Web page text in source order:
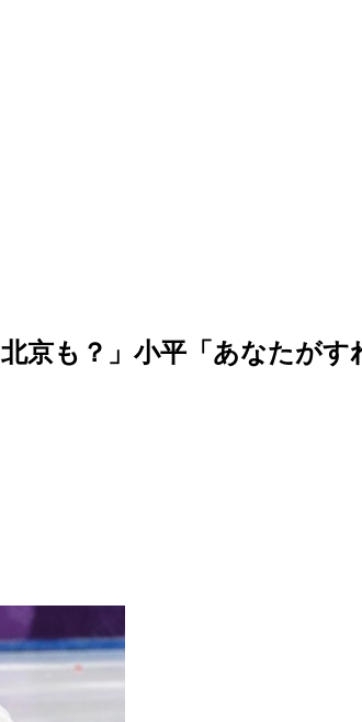
京も？」小平「あなたがす